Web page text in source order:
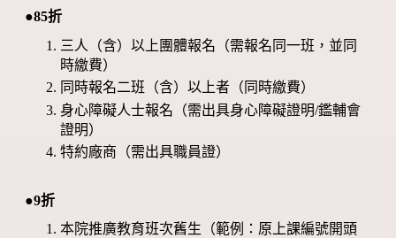
●85折
三人（含）以上團體報名（需報名同一班，並同
時繳費）
同時報名二班（含）以上者（同時繳費）
身心障礙人士報名（需出具身心障礙證明/鑑輔會
證明）
特約廠商（需出具職員證）
●9折
本院推廣教育班次舊生（範例：原上課編號開頭